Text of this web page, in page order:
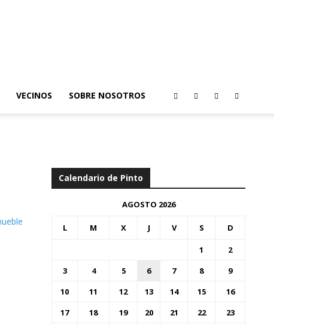
VECINOS SOBRE NOSOTROS
Calendario de Pinto
AGOSTO 2026
L M X J V S D
1
2
3
4 5 6 7 8
9
10
11 12 13 14 15
16
17
18 19 20 21 22
23